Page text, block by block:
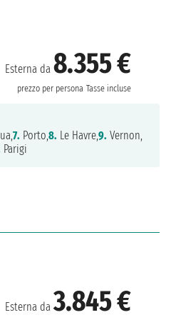
Esterna da8.355 €
prezzo per persona Tasse incluse
7. Porto,8. Le Havre,9. Vernon,
Parigi
Esterna da3.845 €